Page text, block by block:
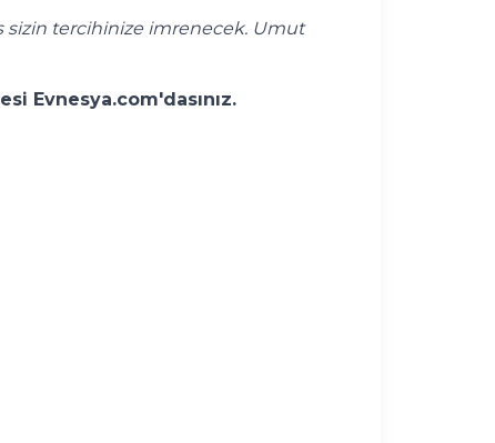
sizin tercihinize imrenecek. Umut
Evnesya.com'dasınız.